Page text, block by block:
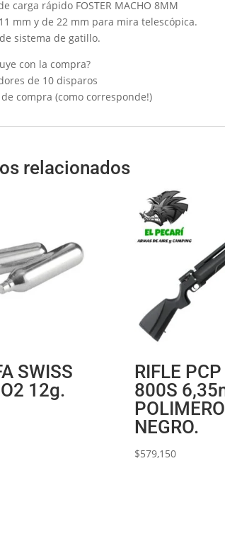
carga rápido FOSTER MACHO 8MM
mm y de 22 mm para mira telescópica.
sistema de gatillo.
con la compra?
de 10 disparos
compra (como corresponde!)
relacionados
SWISS
12g.
RIFLE
800S
POLIMERO
NEGRO.
$579,150